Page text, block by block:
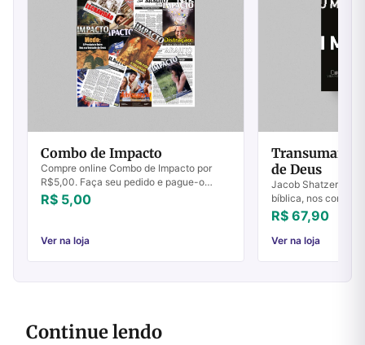
Combo de Impacto
Compre online Combo de Impacto por
R$5,00. Faça seu pedido e pague-o
online.
R$ 5,00
Ver na loja
de Deus
Jacob Shatzer,
bíblica, nos conduz
cuidadosa acerca
discipulado cristão
tecnológico
R$ 67,90
Ver na loja
Continue lendo